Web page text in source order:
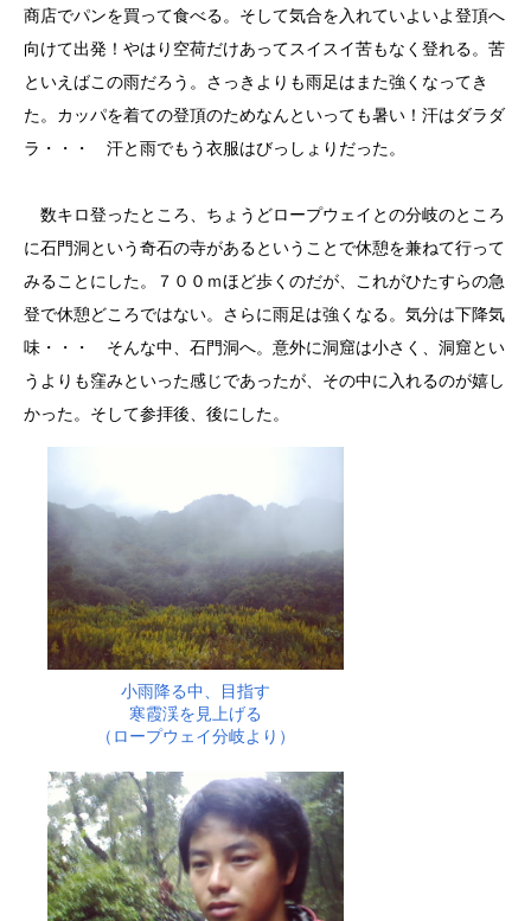
商店でパンを買って食べる。そして気合を入れていよいよ登頂へ
向けて出発！やはり空荷だけあってスイスイ苦もなく登れる。苦
といえばこの雨だろう。さっきよりも雨足はまた強くなってき
た。カッパを着ての登頂のためなんといっても暑い！汗はダラダ
ラ・・・ 汗と雨でもう衣服はびっしょりだった。
数キロ登ったところ、ちょうどロープウェイとの分岐のところ
に石門洞という奇石の寺があるということで休憩を兼ねて行って
みることにした。７００ｍほど歩くのだが、これがひたすらの急
登で休憩どころではない。さらに雨足は強くなる。気分は下降気
味・・・ そんな中、石門洞へ。意外に洞窟は小さく、洞窟とい
うよりも窪みといった感じであったが、その中に入れるのが嬉し
かった。そして参拝後、後にした。
小雨降る中、目指す
寒霞渓を見上げる
（ロープウェイ分岐より）